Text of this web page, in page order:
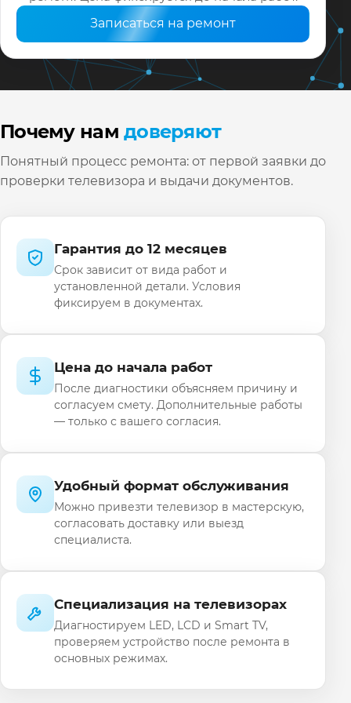
Записаться на ремонт
Почему намдоверяют
Понятный процесс ремонта: от первой заявки до
проверки телевизора и выдачи документов.
Гарантия до 12 месяцев
Срок зависит от вида работ и
установленной детали. Условия
фиксируем в документах.
Цена до начала работ
После диагностики объясняем причину и
согласуем смету. Дополнительные работы
— только с вашего согласия.
Удобный формат обслуживания
Можно привезти телевизор в мастерскую,
согласовать доставку или выезд
специалиста.
Специализация на телевизорах
Диагностируем LED, LCD и Smart TV,
проверяем устройство после ремонта в
основных режимах.